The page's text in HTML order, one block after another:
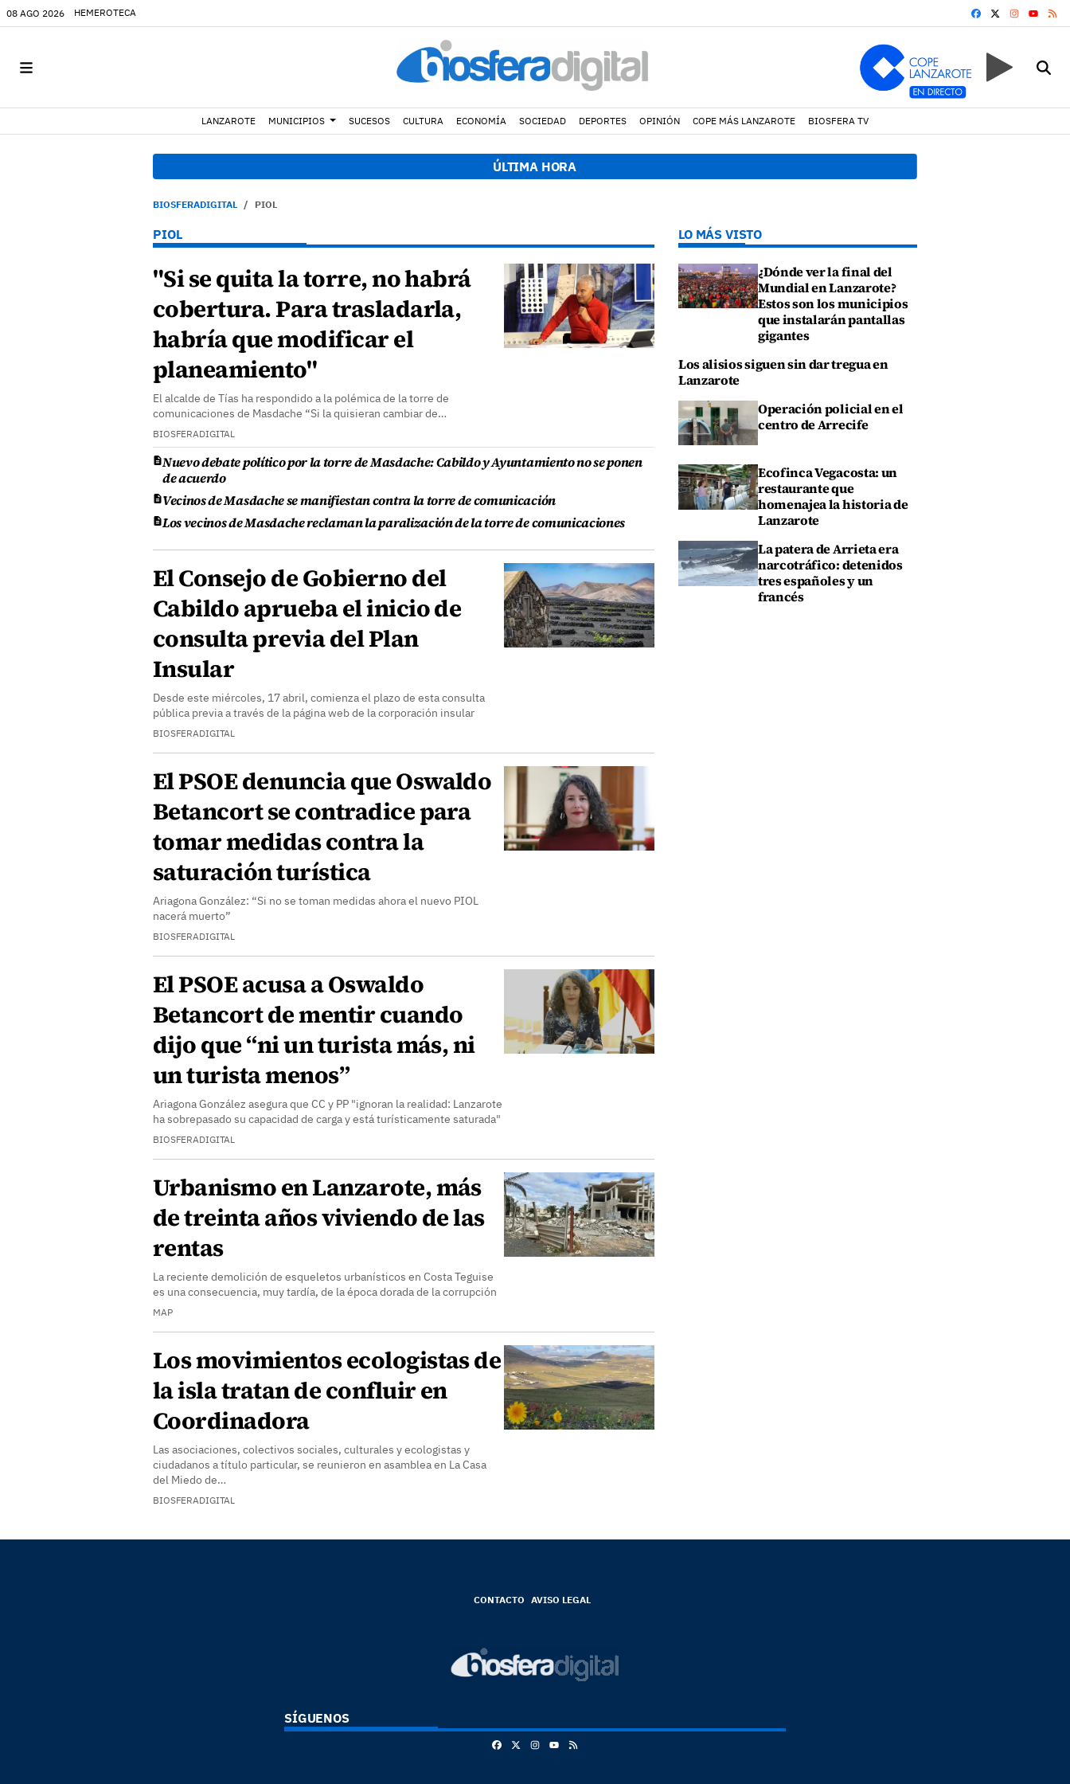
08 AGO 2026 HEMEROTECA FACEBOOK
YOUTUBE
LANZAROTE MUNICIPIOS SUCESOS CULTURA ECONOMÍA SOCIEDAD DEPORTES OPINIÓN COPE MÁS LANZAROTE BIOSFERA TV
ÚLTIMA HORA
BIOSFERADIGITAL PIOL
PIOL
"Si se quita la torre, no habrá
cobertura. Para trasladarla,
habría que modificar el
planeamiento"
El alcalde de Tías ha respondido a la polémica de la torre de
comunicaciones de Masdache “Si la quisieran cambiar de…
BIOSFERADIGITAL
Nuevo debate político por la torre de Masdache: Cabildo y Ayuntamiento no se ponen
de acuerdo
Vecinos de Masdache se manifiestan contra la torre de comunicación
Los vecinos de Masdache reclaman la paralización de la torre de comunicaciones
El Consejo de Gobierno del
Cabildo aprueba el inicio de
consulta previa del Plan
Insular
Desde este miércoles, 17 abril, comienza el plazo de esta consulta
pública previa a través de la página web de la corporación insular
BIOSFERADIGITAL
El PSOE denuncia que Oswaldo
Betancort se contradice para
tomar medidas contra la
saturación turística
Ariagona González: “Si no se toman medidas ahora el nuevo PIOL
nacerá muerto”
BIOSFERADIGITAL
El PSOE acusa a Oswaldo
Betancort de mentir cuando
dijo que “ni un turista más, ni
un turista menos”
Ariagona González asegura que CC y PP "ignoran la realidad: Lanzarote
ha sobrepasado su capacidad de carga y está turísticamente saturada"
BIOSFERADIGITAL
Urbanismo en Lanzarote, más
de treinta años viviendo de las
rentas
La reciente demolición de esqueletos urbanísticos en Costa Teguise
es una consecuencia, muy tardía, de la época dorada de la corrupción
MAP
Los movimientos ecologistas de
la isla tratan de confluir en
Coordinadora
Las asociaciones, colectivos sociales, culturales y ecologistas y
ciudadanos a título particular, se reunieron en asamblea en La Casa
del Miedo de…
BIOSFERADIGITAL
LO MÁS VISTO
¿Dónde ver la final del
Mundial en Lanzarote?
Estos son los municipios
que instalarán pantallas
gigantes
Los alisios siguen sin dar tregua en
Lanzarote
Operación policial en el
centro de Arrecife
Ecofinca Vegacosta: un
restaurante que
homenajea la historia de
Lanzarote
La patera de Arrieta era
narcotráfico: detenidos
tres españoles y un
francés
CONTACTO AVISO LEGAL
SÍGUENOS
FacebookInstagram